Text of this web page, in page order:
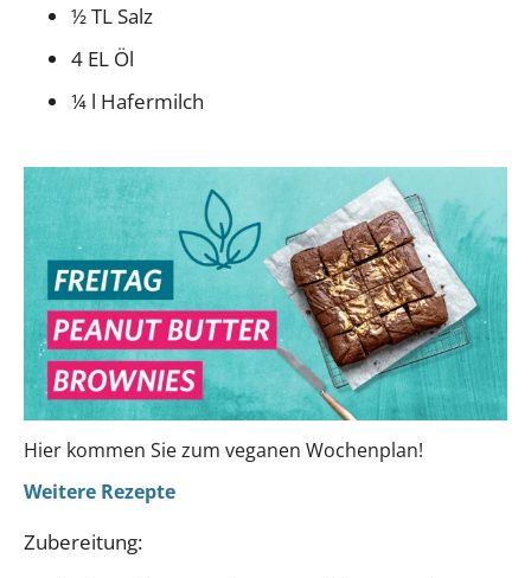
½ TL Salz
4 EL Öl
¼ l Hafermilch
Hier kommen Sie zum veganen Wochenplan!
Weitere Rezepte
Zubereitung: